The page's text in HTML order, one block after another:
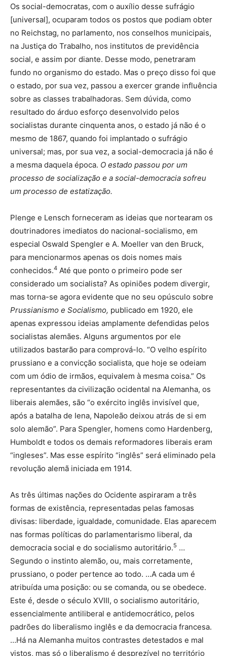
Os social-democratas, com o auxílio desse sufrágio
[universal], ocuparam todos os postos que podiam obter
no Reichstag, no parlamento, nos conselhos municipais,
na Justiça do Trabalho, nos institutos de previdência
social, e assim por diante. Desse modo, penetraram
fundo no organismo do estado. Mas o preço disso foi que
o estado, por sua vez, passou a exercer grande influência
sobre as classes trabalhadoras. Sem dúvida, como
resultado do árduo esforço desenvolvido pelos
socialistas durante cinquenta anos, o estado já não é o
mesmo de 1867, quando foi implantado o sufrágio
universal; mas, por sua vez, a social-democracia já não é
a mesma daquela época. O estado passou por um
processo de socialização e a social-democracia sofreu
um processo de estatização.
Plenge e Lensch forneceram as ideias que nortearam os
doutrinadores imediatos do nacional-socialismo, em
especial Oswald Spengler e A. Moeller van den Bruck,
para mencionarmos apenas os dois nomes mais
conhecidos.4 Até que ponto o primeiro pode ser
considerado um socialista? As opiniões podem divergir,
mas torna-se agora evidente que no seu opúsculo sobre
Prussianismo e Socialismo, publicado em 1920, ele
apenas expressou ideias amplamente defendidas pelos
socialistas alemães. Alguns argumentos por ele
utilizados bastarão para comprová-lo. “O velho espírito
prussiano e a convicção socialista, que hoje se odeiam
com um ódio de irmãos, equivalem à mesma coisa.” Os
representantes da civilização ocidental na Alemanha, os
liberais alemães, são “o exército inglês invisível que,
após a batalha de Iena, Napoleão deixou atrás de si em
solo alemão”. Para Spengler, homens como Hardenberg,
Humboldt e todos os demais reformadores liberais eram
“ingleses”. Mas esse espírito “inglês” será eliminado pela
revolução alemã iniciada em 1914.
As três últimas nações do Ocidente aspiraram a três
formas de existência, representadas pelas famosas
divisas: liberdade, igualdade, comunidade. Elas aparecem
nas formas políticas do parlamentarismo liberal, da
democracia social e do socialismo autoritário.5 …
Segundo o instinto alemão, ou, mais corretamente,
prussiano, o poder pertence ao todo. …A cada um é
atribuída uma posição: ou se comanda, ou se obedece.
Este é, desde o século XVIII, o socialismo autoritário,
essencialmente antiliberal e antidemocrático, pelos
padrões do liberalismo inglês e da democracia francesa.
…Há na Alemanha muitos contrastes detestados e mal
vistos, mas só o liberalismo é desprezível no território